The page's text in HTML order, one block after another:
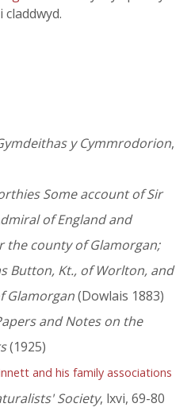
y Cymmrodorion,
Some account of Sir
of England and
the county of Glamorgan;
Button, Kt., of Worlton, and
Glamorgan(Dowlais 1883)
and Notes on the
(1925)
and his family associations
Society, lxvi, 69-80